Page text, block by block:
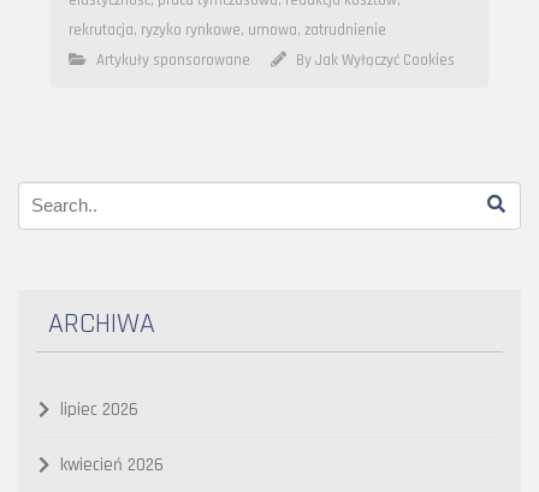
rekrutacja, ryzyko rynkowe, umowa, zatrudnienie
Artykuły sponsorowane
By Jak Wyłączyć Cookies
ARCHIWA
lipiec 2026
kwiecień 2026